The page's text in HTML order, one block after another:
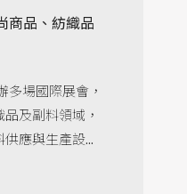
商品、紡織品
多場國際展會，
及副料領域，
應與生產設...